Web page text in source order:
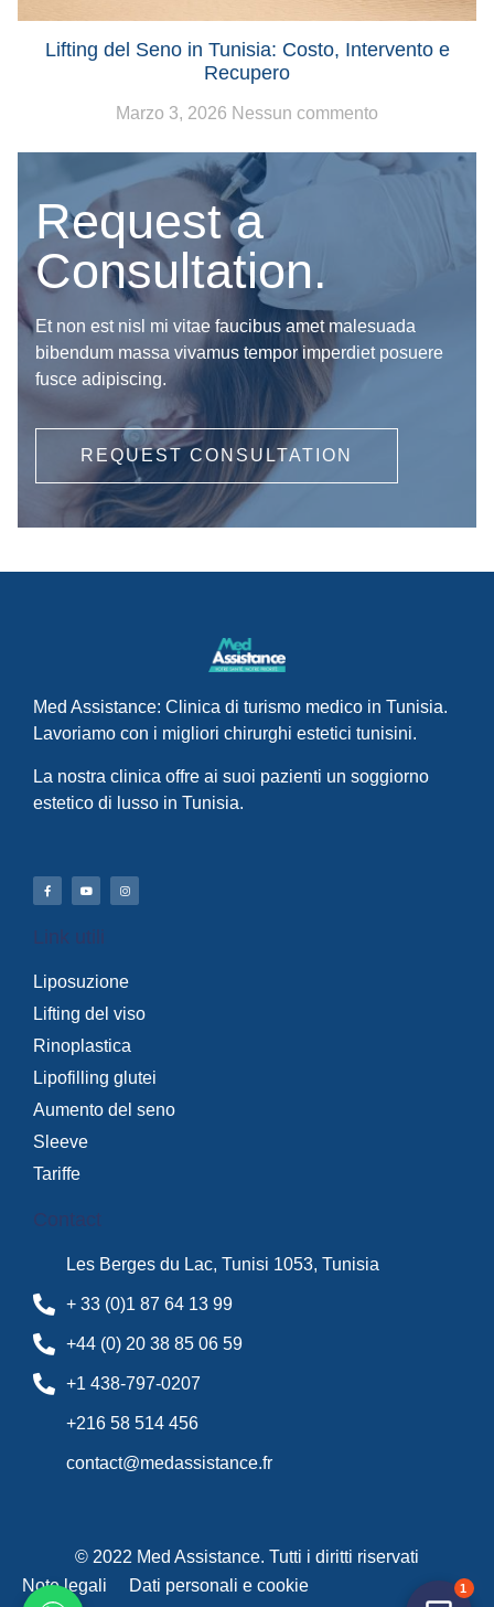
Lifting del Seno in Tunisia: Costo, Intervento e
Recupero
Marzo 3, 2026 Nessun commento
Request a
Consultation.
Et non est nisl mi vitae faucibus amet malesuada
bibendum massa vivamus tempor imperdiet posuere
fusce adipiscing.
REQUEST CONSULTATION
Med Assistance: Clinica di turismo medico in Tunisia.
Lavoriamo con i migliori chirurghi estetici tunisini.
La nostra clinica offre ai suoi pazienti un soggiorno
estetico di lusso in Tunisia.
Link utili
Liposuzione
Lifting del viso
Rinoplastica
Lipofilling glutei
Aumento del seno
Sleeve
Tariffe
Contact
Les Berges du Lac, Tunisi 1053, Tunisia
+ 33 (0)1 87 64 13 99
+44 (0) 20 38 85 06 59
+1 438-797-0207
+216 58 514 456
contact@medassistance.fr
© 2022 Med Assistance. Tutti i diritti riservati
Note legali
Dati personali e cookie 1